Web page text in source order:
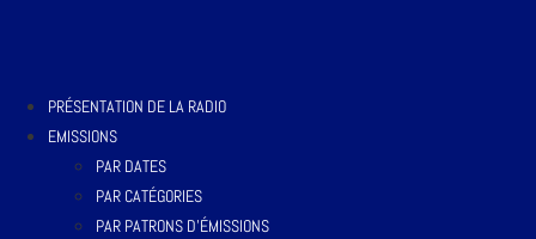
PRÉSENTATION DE LA RADIO
EMISSIONS
PAR DATES
PAR CATÉGORIES
PAR PATRONS D’ÉMISSIONS